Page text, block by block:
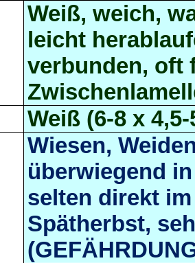
Weiß, weich,
leicht
verbunden, oft
Weiß (6-8 x
Wiesen,
überwiegend
selten direkt
Spätherbst,